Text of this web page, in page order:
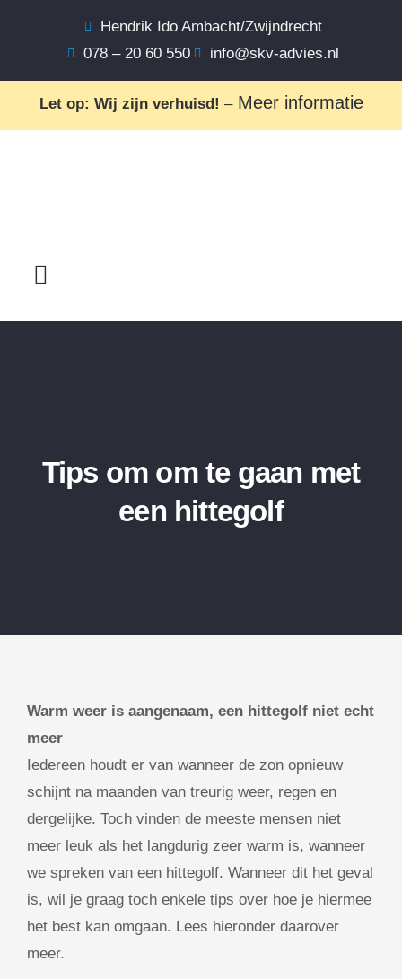
Hendrik Ido Ambacht/Zwijndrecht
078 – 20 60 550
info@skv-advies.nl
Let op: Wij zijn verhuisd! –Meer informatie
Tips om om te gaan met
een hittegolf
Warm weer is aangenaam, een hittegolf niet echt
meer
Iedereen houdt er van wanneer de zon opnieuw
schijnt na maanden van treurig weer, regen en
dergelijke. Toch vinden de meeste mensen niet
meer leuk als het langdurig zeer warm is, wanneer
we spreken van een hittegolf. Wanneer dit het geval
is, wil je graag toch enkele tips over hoe je hiermee
het best kan omgaan. Lees hieronder daarover
meer.